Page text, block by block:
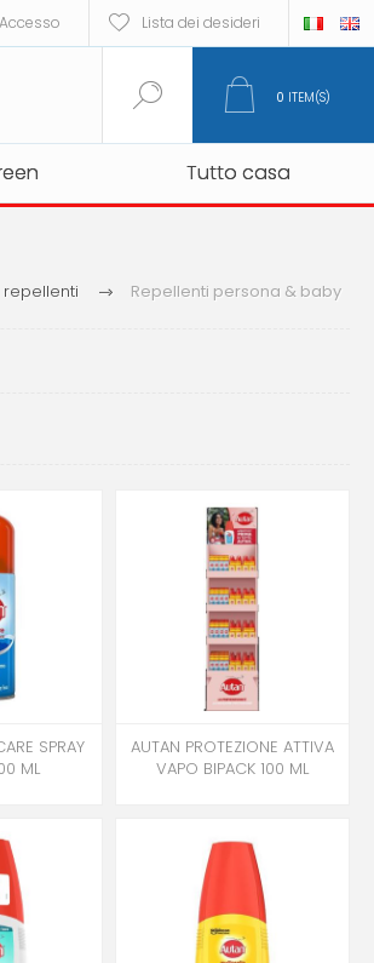
Accesso Lista dei desideri
Tutto casa
Tutto casa
0 ITEM(S)
repellenti Repellenti persona & baby
SPRAY
ML
AUTAN PROTEZIONE ATTIVA
VAPO BIPACK 100 ML